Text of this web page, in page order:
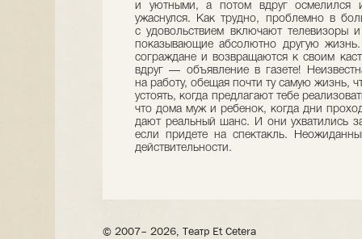
и уютными, а потом вдруг осмелился
ужаснулся. Как трудно, проблемно в
с удовольствием включают телевизоры
показывающие абсолютно другую
сограждане и возвращаются к своим
вдруг — объявление в газете!
на работу, обещая почти ту самую жизнь,
устоять, когда предлагают тебе
что дома муж и ребенок, когда дни
дают реальный шанс. И они ухватились
если придете на спектакль.
действительности.
© 2007– 2026, Театр Et Cetera